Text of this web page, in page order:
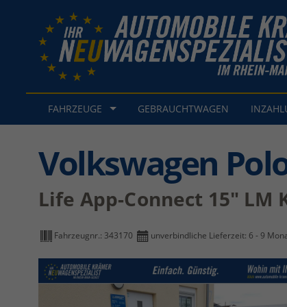
FAHRZEUGE GEBRAUCHTWAGEN
Volkswagen
Life App-Connect 15" LM
Fahrzeugnr.: 343170 unverbindliche Lieferzeit: 6 - 9